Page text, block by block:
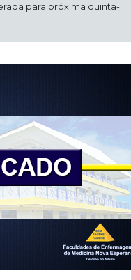
para próxima quinta-